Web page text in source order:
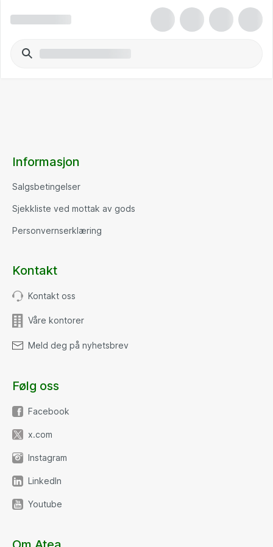
Informasjon
Salgsbetingelser
Sjekkliste ved mottak av gods
Personvernserklæring
Kontakt
Kontakt oss
Våre kontorer
Meld deg på nyhetsbrev
Følg oss
Facebook
x.com
Instagram
LinkedIn
Youtube